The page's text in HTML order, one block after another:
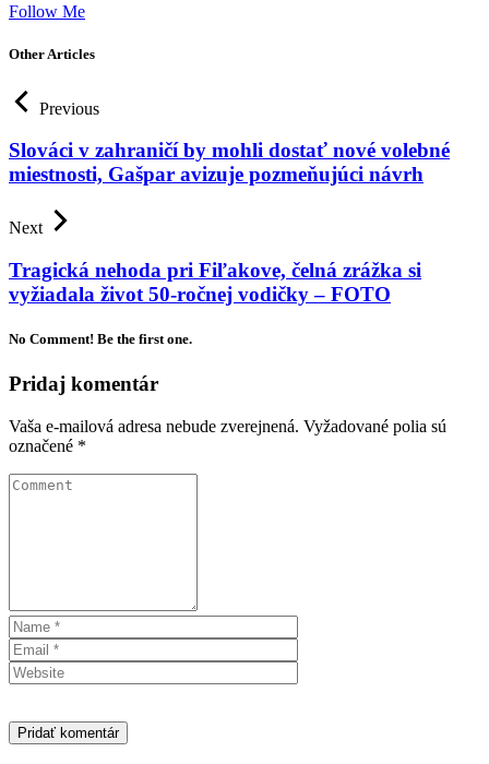
Follow Me
Other Articles
Previous
Slováci v zahraničí by mohli dostať nové volebné
miestnosti, Gašpar avizuje pozmeňujúci návrh
Next
Tragická nehoda pri Fiľakove, čelná zrážka si
vyžiadala život 50-ročnej vodičky – FOTO
No Comment! Be the first one.
Pridaj komentár
Vaša e-mailová adresa nebude zverejnená. Vyžadované polia sú
označené *